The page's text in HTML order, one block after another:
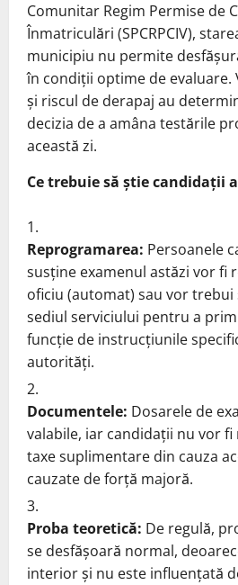
Comunitar Regim Permise de
Înmatriculări (SPCRPCIV),
municipiu nu permite
în condiții optime de evaluare.
și riscul de derapaj au
decizia de a amâna testările
această zi.
Ce trebuie să știe candidații
Reprogramarea: Persoanele
susține examenul astăzi vor fi
oficiu (automat) sau vor trebui
sediul serviciului pentru a
funcție de instrucțiunile
autorități.
Documentele: Dosarele de
valabile, iar candidații nu vor fi
taxe suplimentare din cauza
cauzate de forță majoră.
Proba teoretică: De regulă,
se desfășoară normal,
interior și nu este influențată